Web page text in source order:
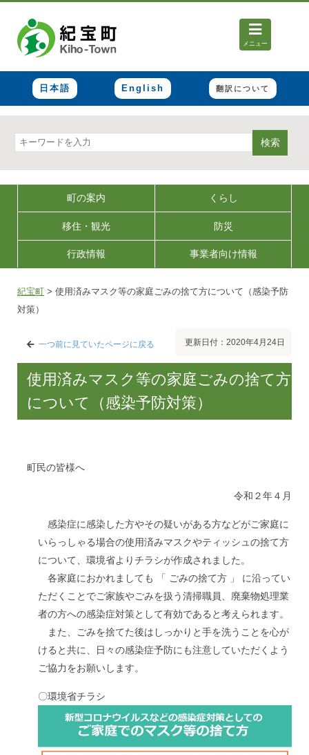
メニュー
日本語 English 翻訳について
検索
町の案内 くらし
移住・観光 防災
行政情報 事業者向け情報
紀宝町 > 使用済みマスク等の家庭ごみの捨て方について（感染予防
対策）
一つ前に見ていたページに戻る 更新日付：2020年4月24日
使用済みマスク等の家庭ごみの捨て方
について（感染予防対策）
町民の皆様へ
令和２年４月
感染症に感染した方やその疑いがある方などがご家庭に
いらっしゃる場合の使用済みマスクやティッシュの捨て方
について、環境省よりチラシが作成されました。
各家庭におかれましても 「 ごみの捨て方 」 に沿ってい
ただくことでご家族やごみを扱う清掃職員、廃棄物処理業
者の方への感染症対策として有効であると考えられます。
また、ごみを捨てた後はしっかりと手を洗うことを心が
けると共に、日々の感染症予防にも注意していただくよう
ご協力をお願いします。
〇環境省チラシ